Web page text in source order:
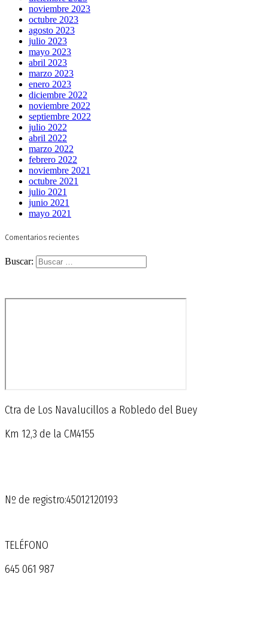
noviembre 2023
octubre 2023
agosto 2023
julio 2023
mayo 2023
abril 2023
marzo 2023
enero 2023
diciembre 2022
noviembre 2022
septiembre 2022
julio 2022
abril 2022
marzo 2022
febrero 2022
noviembre 2021
octubre 2021
julio 2021
junio 2021
mayo 2021
Comentarios recientes
Buscar:
Ctra de Los Navalucillos a Robledo del Buey
Km 12,3 de la CM4155
Nº de registro:45012120193
TELÉFONO
645 061 987